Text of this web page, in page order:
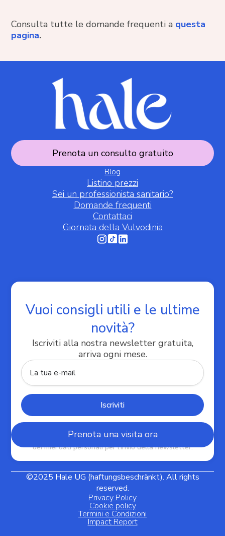
Consulta tutte le domande frequenti a questa
pagina.
Prenota una visita ora
Prenota un consulto gratuito
Blog
Listino prezzi
Sei un professionista sanitario?
Domande frequenti
Contattaci
Giornata della Vulvodinia
Vuoi consigli utili e le ultime
novità?
Iscriviti alla nostra newsletter gratuita,
arriva ogni mese.
Cliccando "Invia", confermo di aver letto e compreso
l'Informativa Privacy e di acconsentire al trattamento
dei miei dati personali per l'invio della newsletter.
©2025 Hale UG (haftungsbeschränkt). All rights
reserved.
Privacy Policy
Cookie policy
Termini e Condizioni
Impact Report
Le tue preferenze relative alla privacy
Informativa sulla raccolta